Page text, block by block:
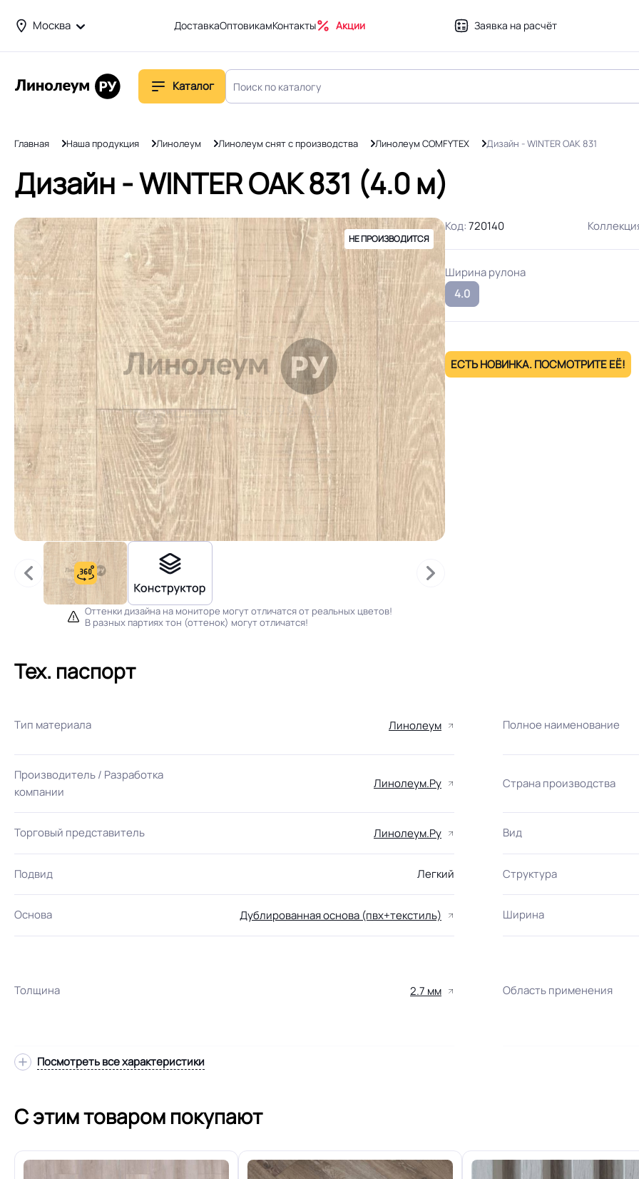
Москва ДоставкаОптовикамКонтакты Акции Заявка на расчёт
Каталог
Главная Наша продукция Линолеум Линолеум снят с производства Линолеум COMFYTEX Дизайн - WINTER OAK 831
Дизайн - WINTER OAK 831 (4.0 м)
НЕ ПРОИЗВОДИТСЯ
Оттенки дизайна на мониторе могут отличатся от реальных цветов!
В разных партиях тон (оттенок) могут отличатся!
Код:720140
Ширина рулона
4.0
ЕСТЬ НОВИНКА. ПОСМОТРИТЕ ЕЁ!
Тех. паспорт
Тип материала Линолеум Полное наименование
Производитель / Разработка
компании
Линолеум.Ру Страна производства
Торговый представитель Линолеум.Ру Вид
Подвид Легкий Структура
Основа Дублированная основа (пвх+текстиль) Ширина
Толщина 2.7 мм Область применения
Допуск изменения толщин
Класс
Устойчивость к химии Хорошая
Посмотреть все характеристики
С этим товаром покупают